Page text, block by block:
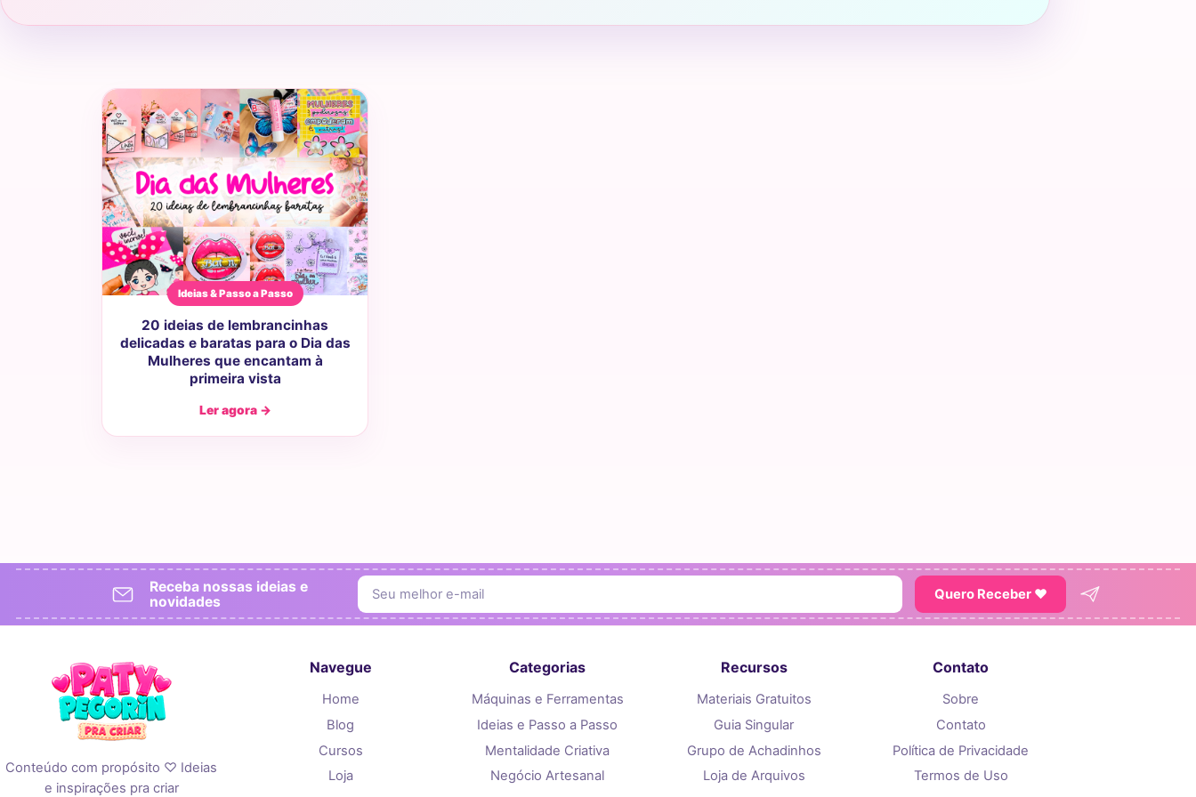
Ideias & Passo a Passo
20 ideias de lembrancinhas
delicadas e baratas para o Dia das
Mulheres que encantam à
primeira vista
Ler agora →
Receba nossas ideias e
novidades
Quero Receber ♥
Conteúdo com propósito ♡ Ideias
e inspirações pra criar
Navegue
Home
Blog
Cursos
Loja
Categorias
Máquinas e Ferramentas
Ideias e Passo a Passo
Mentalidade Criativa
Negócio Artesanal
Recursos
Materiais Gratuitos
Guia Singular
Grupo de Achadinhos
Loja de Arquivos
Contato
Sobre
Contato
Política de Privacidade
Termos de Uso